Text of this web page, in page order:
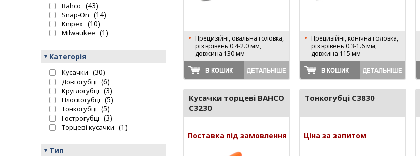
Прецизійні, овальна головка,
різ врівень 0.4-2.0 мм,
довжина 130 мм
В КОШИК ДЕТАЛЬНІШЕ
Прецизійні, конічна головка,
різ врівень 0.3-1.6 мм,
довжина 115 мм
В КОШИК ДЕТАЛЬНІШЕ
Кусачки торцеві BAHCO
C3230
Поставка під замовлення
Тонкогубці C3830
Ціна за запитом
Bahco (43)
Snap-On (14)
Knipex (10)
Milwaukee (1)
Категорія
Кусачки (30)
Довгогубці (6)
Круглогубці (3)
Плоскогубці (5)
Тонкогубці (5)
Гострогубці (3)
Торцеві кусачки (1)
Тип